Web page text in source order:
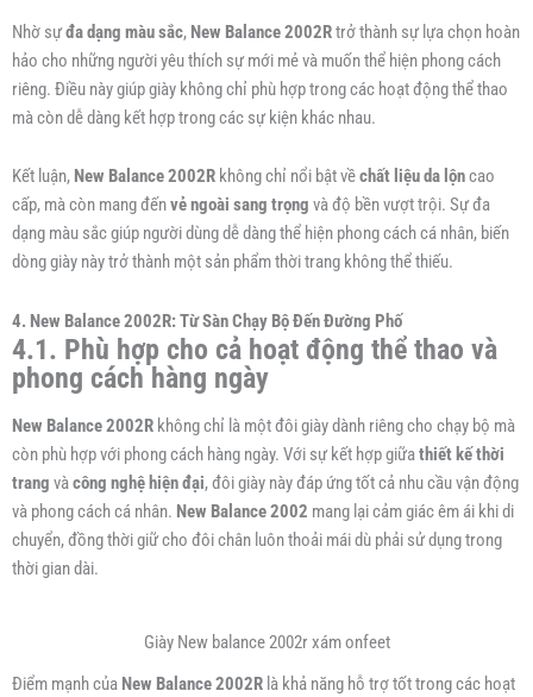
Nhờ sựđa dạng màu sắc, New Balance 2002Rtrở thành sự lựa chọn hoàn
hảo cho những người yêu thích sự mới mẻ và muốn thể hiện phong cách
riêng. Điều này giúp giày không chỉ phù hợp trong các hoạt động thể thao
mà còn dễ dàng kết hợp trong các sự kiện khác nhau.
Kết luận, New Balance 2002R không chỉ nổi bật vềchất liệu da lộncao
cấp, mà còn mang đếnvẻ ngoài sang trọng và độ bền vượt trội. Sự đa
dạng màu sắc giúp người dùng dễ dàng thể hiện phong cách cá nhân, biến
dòng giày này trở thành một sản phẩm thời trang không thể thiếu.
4. New Balance 2002R: Từ Sàn Chạy Bộ Đến Đường Phố
4.1. Phù hợp cho cả hoạt động thể thao và
phong cách hàng ngày
New Balance 2002R không chỉ là một đôi giày dành riêng cho chạy bộ mà
còn phù hợp với phong cách hàng ngày. Với sự kết hợp giữathiết kế thời
trang vàcông nghệ hiện đại, đôi giày này đáp ứng tốt cả nhu cầu vận động
và phong cách cá nhân. New Balance 2002 mang lại cảm giác êm ái khi di
chuyển, đồng thời giữ cho đôi chân luôn thoải mái dù phải sử dụng trong
thời gian dài.
Giày New balance 2002r xám onfeet
Điểm mạnh của New Balance 2002R là khả năng hỗ trợ tốt trong các hoạt